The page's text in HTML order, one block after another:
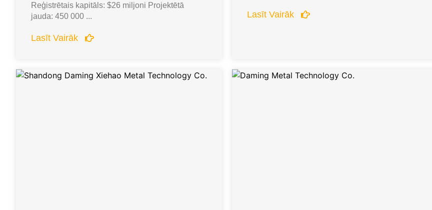
Reģistrētais kapitāls: $26 miljoni Projektētā
jauda: 450 000 ...
Lasīt Vairāk
Lasīt Vairāk